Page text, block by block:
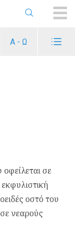
Α - Ω
σε
οστό του
νεαρούς